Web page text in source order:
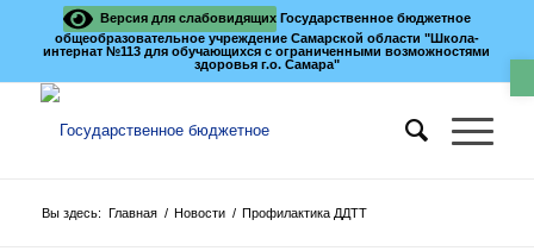
Версия для слабовидящихГосударственное бюджетное
общеобразовательное учреждение Самарской области "Школа-
интернат №113 для обучающихся с ограниченными возможностями
здоровья г.о. Самара"
Вы здесь: Главная / Новости / Профилактика ДДТТ